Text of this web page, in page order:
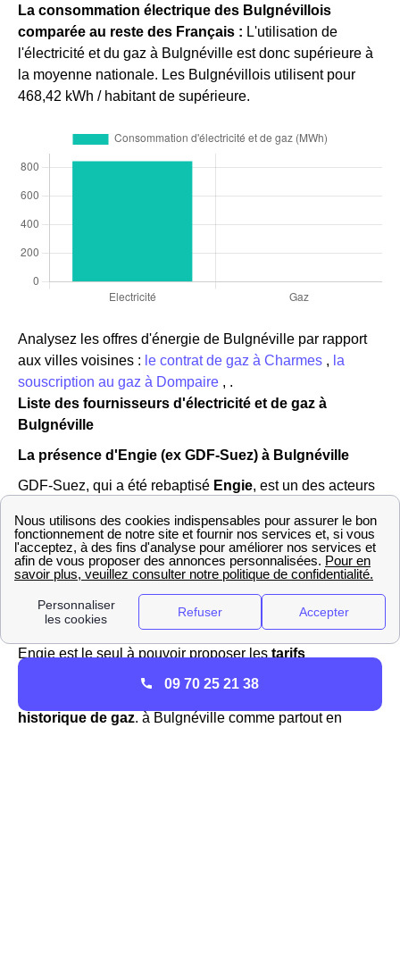
La consommation électrique des Bulgnévillois
comparée au reste des Français : L'utilisation de
l'électricité et du gaz à Bulgnéville est donc supérieure à
la moyenne nationale. Les Bulgnévillois utilisent pour
468,42 kWh / habitant de supérieure.
Analysez les offres d'énergie de Bulgnéville par rapport
aux villes voisines : le contrat de gaz à Charmes , la
souscription au gaz à Dompaire , .
Liste des fournisseurs d'électricité et de gaz à
Bulgnéville
La présence d'Engie (ex GDF-Suez) à Bulgnéville
GDF-Suez, qui a été rebaptisé Engie, est un des acteurs
France et dans la ville de Bulgnéville (88140). Dans le
passé, l'association EDF GDF se partageait la direction
de la distribution de l'énergie jusqu'à l'ouverture du
marché à la concurrence, Engie et EDF sont désormais
deux fournisseurs bien disctincts.
Engie est le seul à pouvoir proposer les tarifs
réglementés du gaz
sur le réseau GrDF en France et
historique de gaz. à Bulgnéville comme partout en
09 70 25 21 38